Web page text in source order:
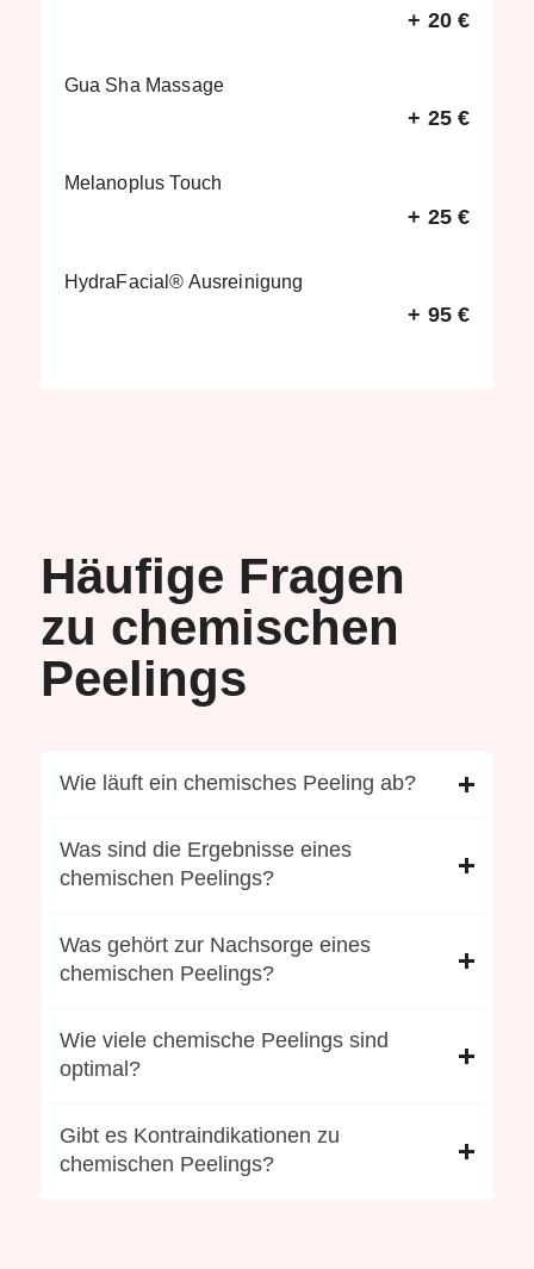
+ 20 €
Gua Sha Massage
+ 25 €
Melanoplus Touch
+ 25 €
HydraFacial® Ausreinigung
+ 95 €
Häufige Fragen
zu chemischen
Peelings
Wie läuft ein chemisches Peeling ab?
Was sind die Ergebnisse eines
chemischen Peelings?
Was gehört zur Nachsorge eines
chemischen Peelings?
Wie viele chemische Peelings sind
optimal?
Gibt es Kontraindikationen zu
chemischen Peelings?